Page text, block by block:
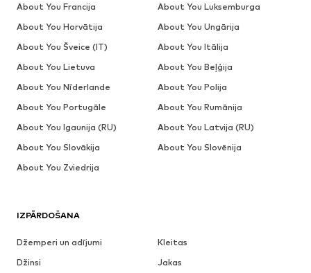
IZPĀRDOŠANA
Džemperi un adījumi
Kleitas
Džinsi
Jakas
About You Francija
About You Luksemburga
About You Horvātija
About You Ungārija
About You Šveice (IT)
About You Itālija
About You Lietuva
About You Beļģija
About You Nīderlande
About You Polija
About You Portugāle
About You Rumānija
About You Igaunija (RU)
About You Latvija (RU)
About You Slovākija
About You Slovēnija
About You Zviedrija